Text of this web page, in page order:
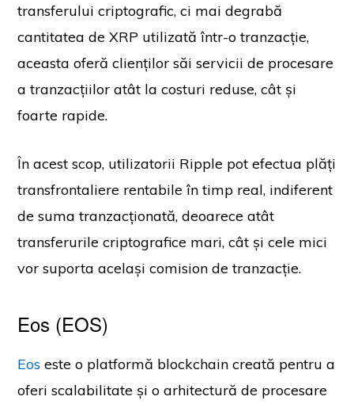
transferului criptografic, ci mai degrabă
cantitatea de XRP utilizată într-o tranzacție,
aceasta oferă clienților săi servicii de procesare
a tranzacțiilor atât la costuri reduse, cât și
foarte rapide.
În acest scop, utilizatorii Ripple pot efectua plăți
transfrontaliere rentabile în timp real, indiferent
de suma tranzacționată, deoarece atât
transferurile criptografice mari, cât și cele mici
vor suporta același comision de tranzacție.
Eos (EOS)
Eos este o platformă blockchain creată pentru a
oferi scalabilitate și o arhitectură de procesare